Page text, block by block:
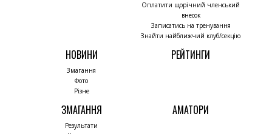
Оплатити щорічний членський
внесок
Записатись на тренування
Знайти найближчий клуб/секцію
НОВИНИ
Змагання
Фото
Різне
РЕЙТИНГИ
ЗМАГАННЯ
Результати
АМАТОРИ